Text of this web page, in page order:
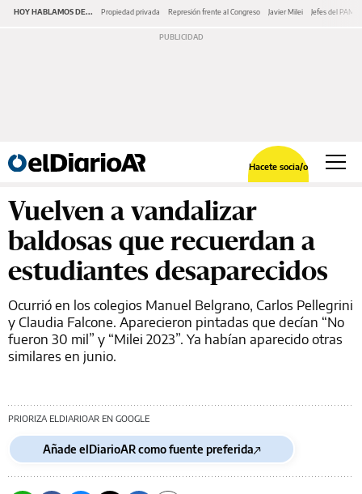
HOY HABLAMOS DE... Propiedad privada Represión frente al Congreso Javier Milei Jefes del PAMI
Hacete socia/o
Vuelven a vandalizar
baldosas que recuerdan a
estudiantes desaparecidos
Ocurrió en los colegios Manuel Belgrano, Carlos Pellegrini
y Claudia Falcone. Aparecieron pintadas que decían “No
fueron 30 mil” y “Milei 2023”. Ya habían aparecido otras
similares en junio.
PRIORIZA ELDIARIOAR EN GOOGLE
Añade elDiarioAR como fuente preferida